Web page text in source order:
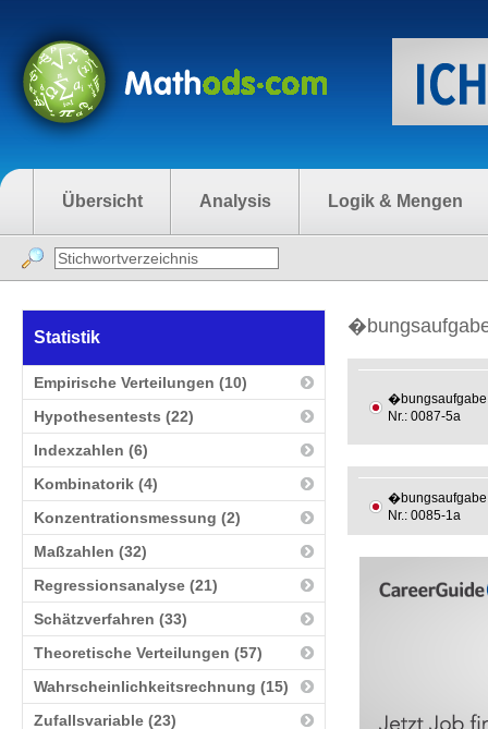
Übersicht Analysis Logik & Mengen
Statistik
Empirische Verteilungen (10)
Hypothesentests (22)
Indexzahlen (6)
Kombinatorik (4)
Konzentrationsmessung (2)
Maßzahlen (32)
Regressionsanalyse (21)
Schätzverfahren (33)
Theoretische Verteilungen (57)
Wahrscheinlichkeitsrechnung (15)
Zufallsvariable (23)
�bungsaufgabe
Nr.: 0087-5a
�bungsaufgabe
Nr.: 0085-1a